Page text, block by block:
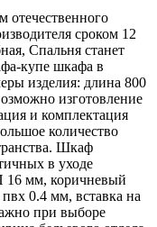
отечественного
сроком 12
Спальня станет
купе шкафа в
изделия: длина 800
изготовление
и комплектация
количество
Шкаф
в уходе
16 мм, коричневый
0.4 мм, вставка на
при выборе